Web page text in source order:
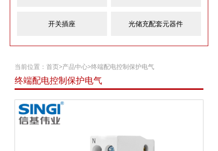
开关插座 光储充配套元器件
当前位置： 首页>产品中心>终端配电控制保护电气
终端配电控制保护电气